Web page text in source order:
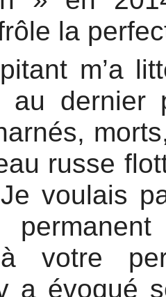
la
m’a
au dernier
russe
voulais
votre
a évoqué